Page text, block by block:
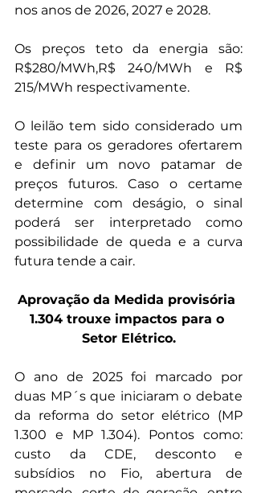
nos anos de 2026, 2027 e 2028.
Os preços teto da energia são:
R$280/MWh,R$ 240/MWh e R$
215/MWh respectivamente.
O leilão tem sido considerado um
teste para os geradores ofertarem
e definir um novo patamar de
preços futuros. Caso o certame
determine com deságio, o sinal
poderá ser interpretado como
possibilidade de queda e a curva
futura tende a cair.
Aprovação da Medida provisória
1.304 trouxe impactos para o
Setor Elétrico.
O ano de 2025 foi marcado por
duas MP´s que iniciaram o debate
da reforma do setor elétrico (MP
1.300 e MP 1.304). Pontos como:
custo da CDE, desconto e
subsídios no Fio, abertura de